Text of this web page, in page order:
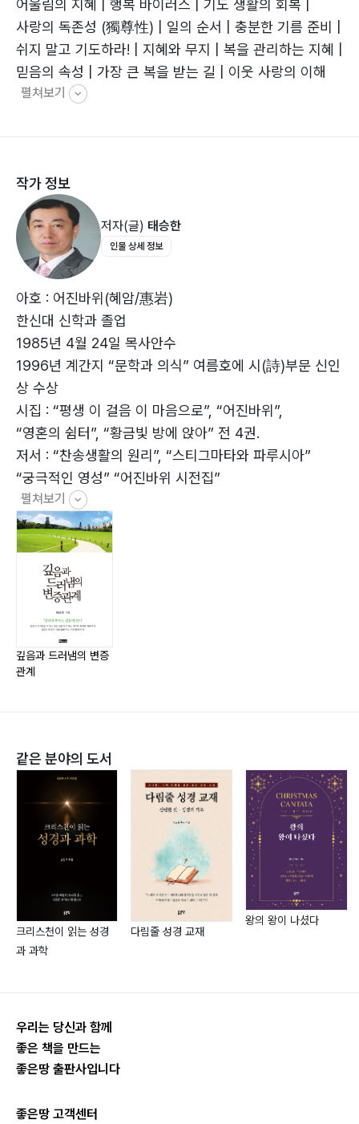
어울림의 지혜 | 행복 바이러스 | 기도 생활의 회복 |
사랑의 독존성 (獨尊性) | 일의 순서 | 충분한 기름 준비 |
쉬지 말고 기도하라! | 지혜와 무지 | 복을 관리하는 지혜 |
믿음의 속성 | 가장 큰 복을 받는 길 | 이웃 사랑의 이해
(1) |
비난의 교훈 | 소망을 이루는 기도 | 성결함의 축복 |
재림 전의 징조들 이해 | 하나님 경외의 이해 |
진리를 행하는 삶 | 신앙적 글의 성격 | 물신 숭배의 유혹
|
중보 사역의 이해 | 예견(豫見)되는 일들 |
다윗의 감사 신앙 | 궁극적인 영성의 요청 |
바른 믿음의 지혜 | 더 큰 축복의 조건 |
하나님께 영광을 돌리라 | 근본 믿음 | 인내의 지혜 |
마음의 변화 | 복을 쟁취한 갈렙 | 이기기를·힘쓰라 |
기도의·지혜 | 영적 목표의 견인력(牽引力) | 영적 파수꾼
|
최고의 삶 | 이스라엘 흥망의 이유 | 므나의 비유 |
순종의 의미 | 효자 교인 | 종의 마음 준비 |
2부 깊음과 드러냄의 변증관계
깊음과 드러냄의 변증관계 | 욥기의 주제 | 축복 옹호론 |
깊음의 진실성 | 성숙의 방향 | 영성의 교정사역 |
더 큰 믿음 | 미래를 위한 제언 | 착각의 비극 |
환경을 초월한 믿음 | 진리의 증인 | 현대인의 우상 숭배 |
진리의 두 모습 | 드러냄 없는 깊음 | 세상 지식의 한계 |
더 큰 복의 길 | 또 하나의 도전 | 큰일과 작은 일 |
3부 은혜의 체험
특별한 믿음의 상급 | 지혜의 은사 |
오병이어 픽션(fiction) | 궁극적인 영성의 선교 |
물질적인 고난 | 여행의 준비 | 목회의 원칙 |
은혜의 이해 | 말씀 선교의 의미 | 죽음 이후의 일들 |
펼쳐보기
작가 정보
저자(글) 태승한
인물 상세 정보
아호 : 어진바위(혜암/惠岩)
한신대 신학과 졸업
1985년 4월 24일 목사안수
1996년 계간지 “문학과 의식” 여름호에 시(詩)부문 신인
상 수상
시집 : “평생 이 걸음 이 마음으로”, “어진바위”,
“영혼의 쉼터”, “황금빛 방에 앉아” 전 4권.
저서 : “찬송생활의 원리”, “스티그마타와 파루시아”
“궁극적인 영성” “어진바위 시전집”
영동크리스찬 신문 편집인
한국찬양선교회 대표
한국크리스찬시인협회 회원
강릉시기독교협의회 회장 역임
한국기독교장로회 강원노회 증경 노회장
강릉시기독교협의회 운영위원장
강릉경찰서 경목실 경목
한국크리스천문학가협회 운영이사
한국기독교장로회 관동교회 담임목사
펼쳐보기
깊음과 드러냄의 변증
관계
같은 분야의 도서
크리스천이 읽는 성경
과 과학
다림줄 성경 교재
왕의 왕이 나셨다
우리는 당신과 함께
좋은 책을 만드는
좋은땅 출판사입니다
좋은땅 고객센터